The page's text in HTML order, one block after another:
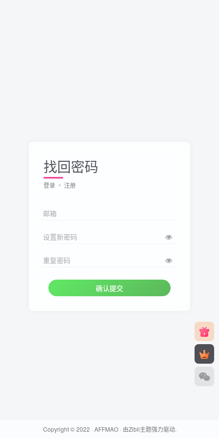
找回密码
登录 注册
邮箱
设置新密码
重复密码
确认提交
Copyright © 2022 · AFFMAO· 由Zibll主题强力驱动.